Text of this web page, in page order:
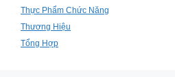
Thực Phẩm Chức Năng
Thương Hiệu
Tổng Hợp